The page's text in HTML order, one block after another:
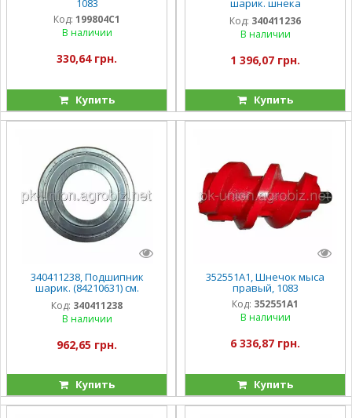
1083
Код: 199804C1
В наличии
330,64 грн.
Купить
шарик. шнека
(205NPPB/CS205LLU), MR1270
Код: 340411236
В наличии
1 396,07 грн.
Купить
340411238, Подшипник
шарик. (84210631) см.
84002007 !
Код: 340411238
В наличии
962,65 грн.
Купить
352551A1, Шнечок мыса
правый, 1083
Код: 352551A1
В наличии
6 336,87 грн.
Купить